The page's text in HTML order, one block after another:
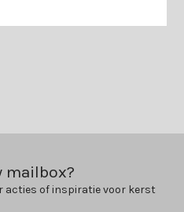
mailbox?
acties of inspiratie voor kerst